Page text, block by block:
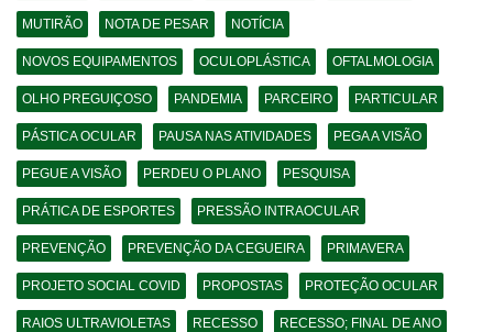
MUTIRÃO NOTA DE PESAR NOTÍCIA
NOVOS EQUIPAMENTOS OCULOPLÁSTICA OFTALMOLOGIA
OLHO PREGUIÇOSO PANDEMIA PARCEIRO PARTICULAR
PÁSTICA OCULAR PAUSA NAS ATIVIDADES PEGA A VISÃO
PEGUE A VISÃO PERDEU O PLANO PESQUISA
PRÁTICA DE ESPORTES PRESSÃO INTRAOCULAR
PREVENÇÃO PREVENÇÃO DA CEGUEIRA PRIMAVERA
PROJETO SOCIAL COVID PROPOSTAS PROTEÇÃO OCULAR
RAIOS ULTRAVIOLETAS RECESSO RECESSO; FINAL DE ANO